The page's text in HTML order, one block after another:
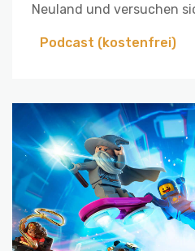
Neuland und versuchen
Podcast (kostenfrei)